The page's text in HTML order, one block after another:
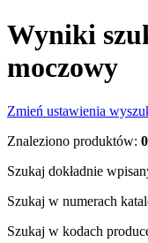
Wyniki
moczowy
Zmień ustawienia
Znaleziono produktów: 0
Szukaj dokładnie
Szukaj w numerach
Szukaj w kodach